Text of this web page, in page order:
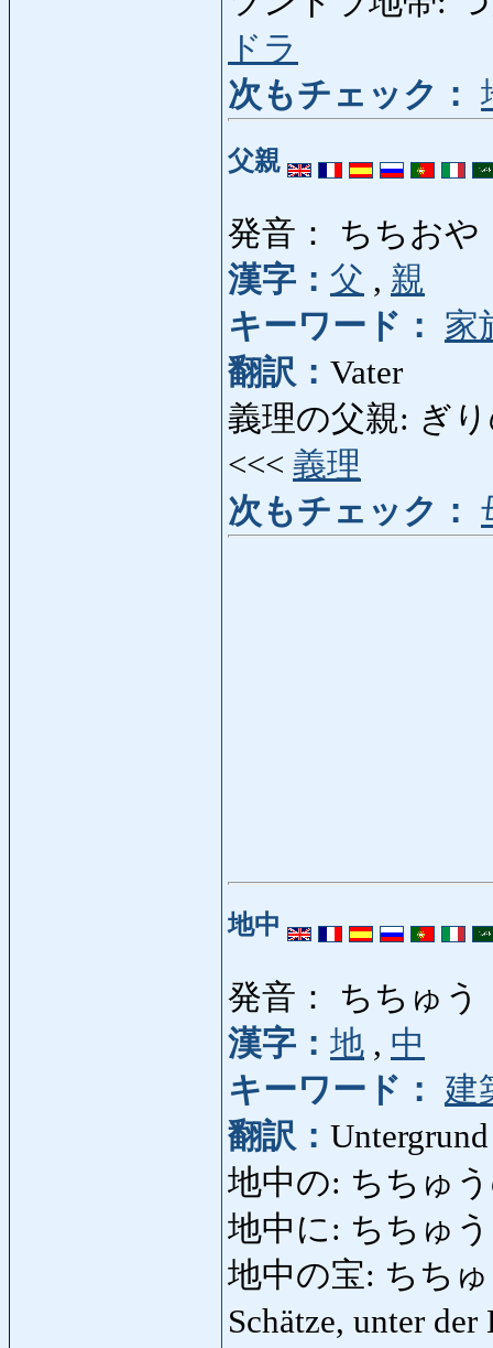
ドラ
次もチェック：
父親
発音： ちちおや
漢字： 父 , 親
キーワード：
家
翻訳： Vater
義理の父親: ぎり
<<< 義理
次もチェック：
地中
発音： ちちゅう
漢字： 地 , 中
キーワード：
建
翻訳： Untergrund
地中の: ちちゅ
地中に: ちちゅ
地中の宝: ちちゅ
Schätze, unter